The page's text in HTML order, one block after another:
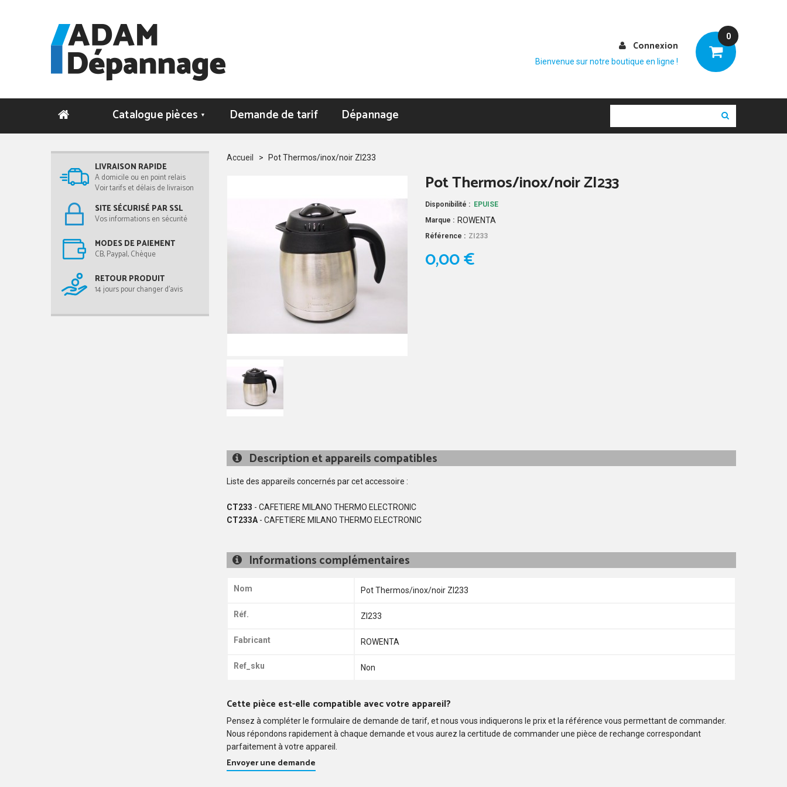
0
Connexion
Bienvenue sur notre boutique en ligne !
Catalogue pièces ▼ Demande de tarif Dépannage
Accueil > Pot Thermos/inox/noir ZI233
Pot Thermos/inox/noir ZI233
Disponibilité : EPUISE
Marque : ROWENTA
Référence : ZI233
0,00 €
Description et appareils compatibles
Liste des appareils concernés par cet accessoire :
CT233 - CAFETIERE MILANO THERMO ELECTRONIC
CT233A - CAFETIERE MILANO THERMO ELECTRONIC
Informations complémentaires
Nom Pot Thermos/inox/noir ZI233
Réf. ZI233
Fabricant ROWENTA
Ref_sku Non
Cette pièce est-elle compatible avec votre appareil?
Pensez à compléter le formulaire de demande de tarif, et nous vous indiquerons le prix et la référence vous permettant de commander.
Nous répondons rapidement à chaque demande et vous aurez la certitude de commander une pièce de rechange correspondant
parfaitement à votre appareil.
Envoyer une demande
LIVRAISON RAPIDE
A domicile ou en point relais
Voir tarifs et délais de livraison
SITE SÉCURISÉ PAR SSL
Vos informations en sécurité
MODES DE PAIEMENT
CB, Paypal, Chèque
RETOUR PRODUIT
14 jours pour changer d'avis